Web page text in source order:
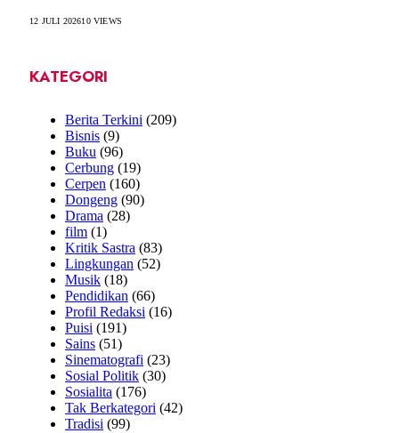
12 JULI 202610VIEWS
KATEGORI
Berita Terkini (209)
Bisnis (9)
Buku (96)
Cerbung (19)
Cerpen (160)
Dongeng (90)
Drama (28)
film (1)
Kritik Sastra (83)
Lingkungan (52)
Musik (18)
Pendidikan (66)
Profil Redaksi (16)
Puisi (191)
Sains (51)
Sinematografi (23)
Sosial Politik (30)
Sosialita (176)
Tak Berkategori (42)
Tradisi (99)